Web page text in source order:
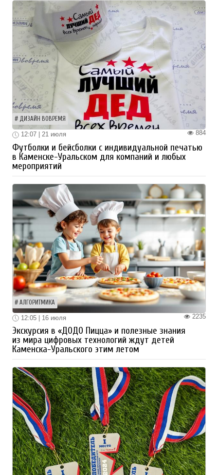
ДИЗАЙН ВОВРЕМЯ
884
12:07 | 21 июля
Футболки и бейсболки с индивидуальной печатью
в Каменске-Уральском для компаний и любых
мероприятий
АЛГОРИТМИКА
2235
12:05 | 16 июля
Экскурсия в «ДОДО Пицца» и полезные знания
из мира цифровых технологий ждут детей
Каменска-Уральского этим летом